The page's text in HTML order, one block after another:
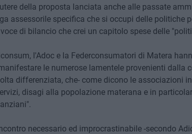
della proposta lanciata anche alle passate
assessorile specifica che si occupi delle politiche
di bilancio che crei un capitolo spese delle
l'Adoc e la Federconsumatori di Matera
le numerose lamentele provenienti dalla
differenziata, che- come dicono le associazioni
disagi alla popolazione materana e in
necessario ed improcrastinabile -secondo